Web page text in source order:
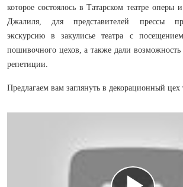
которое состоялось в Татарском театре
Джалиля, для представителей прессы
экскурсию в закулисье театра с
пошивочного цехов, а также дали возможность
репетиции.
Предлагаем вам заглянуть в декорационный цех